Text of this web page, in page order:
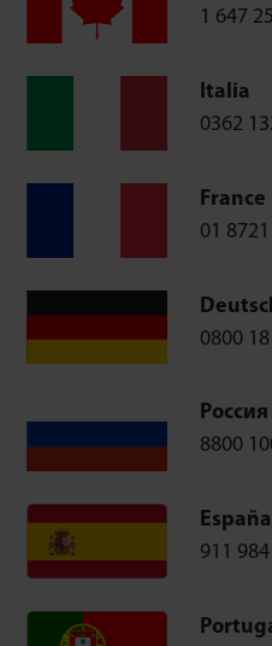
1 647
Italia
0362
France
01
0800
Россия
8800
España
911